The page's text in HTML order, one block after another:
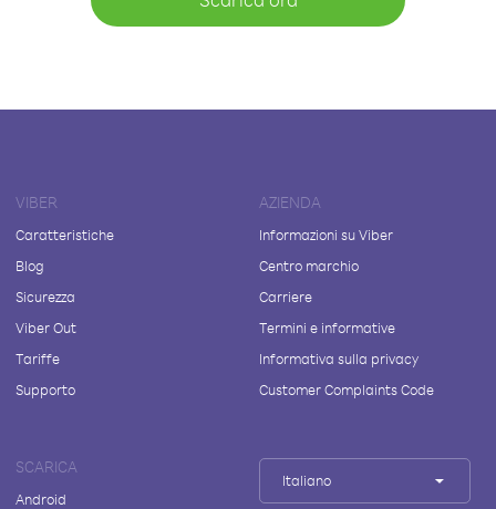
VIBER
Caratteristiche
Blog
Sicurezza
Viber Out
Tariffe
Supporto
AZIENDA
Informazioni su Viber
Centro marchio
Carriere
Termini e informative
Informativa sulla privacy
Customer Complaints Code
SCARICA
Android
Italiano